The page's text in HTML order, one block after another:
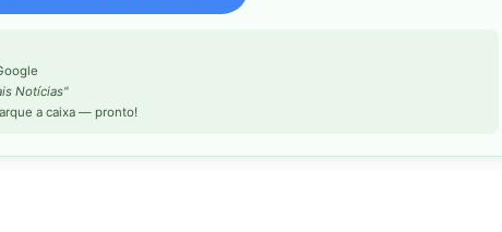
Notícias"
a caixa — pronto!